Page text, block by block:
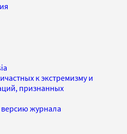
к экстремизму и
признанных
журнала